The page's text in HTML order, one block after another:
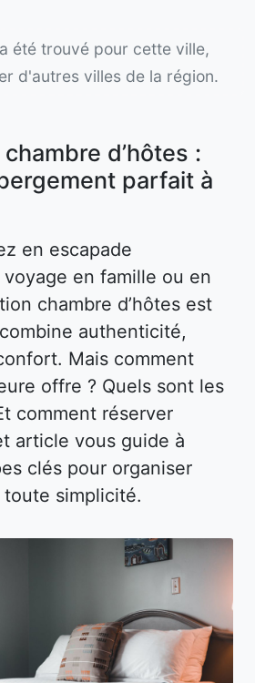
été trouvé pour cette ville,
d'autres villes de la région.
d’hôtes :
parfait à
en escapade
en famille ou en
chambre d’hôtes est
authenticité,
Mais comment
offre ? Quels sont les
comment réserver
article vous guide à
clés pour organiser
simplicité.